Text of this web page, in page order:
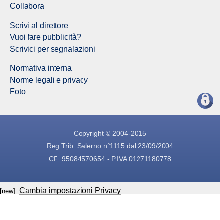
Collabora
Scrivi al direttore
Vuoi fare pubblicità?
Scrivici per segnalazioni
Normativa interna
Norme legali e privacy
Foto
Copyright © 2004-2015
Reg.Trib. Salerno n°1115 dal 23/09/2004
CF: 95084570654 - P.IVA 01271180778
[new] Cambia impostazioni Privacy